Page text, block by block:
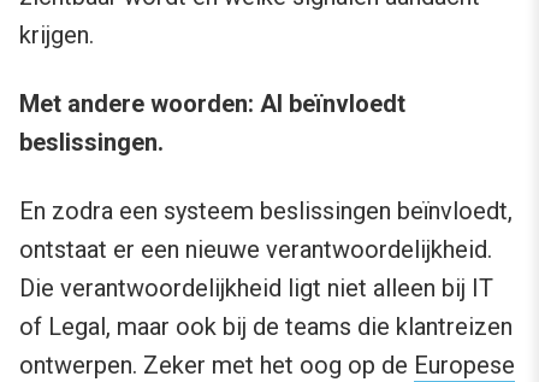
krijgen.
Met andere woorden: AI beïnvloedt
beslissingen.
En zodra een systeem beslissingen beïnvloedt,
ontstaat er een nieuwe verantwoordelijkheid.
Die verantwoordelijkheid ligt niet alleen bij IT
of Legal, maar ook bij de teams die klantreizen
ontwerpen. Zeker met het oog op de Europese